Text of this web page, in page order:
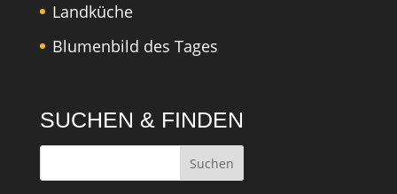
Landküche
Blumenbild des Tages
SUCHEN & FINDEN